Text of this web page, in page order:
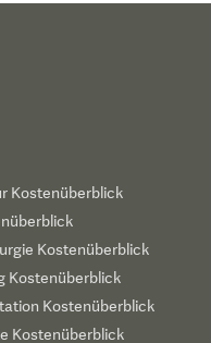
Kostenüberblick
Kostenüberblick
Kostenüberblick
Kostenüberblick
Kostenüberblick